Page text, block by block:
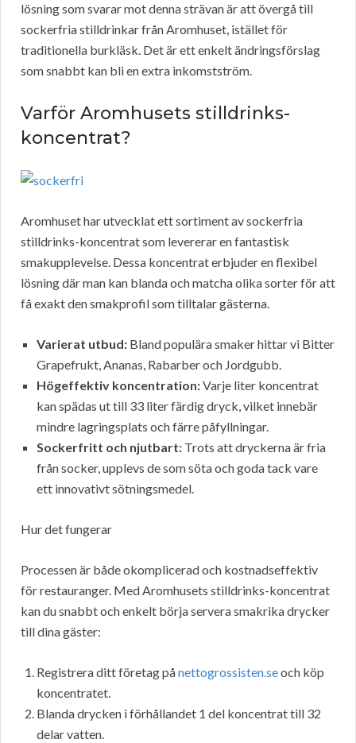
lösning som svarar mot denna strävan är att övergå till
sockerfria stilldrinkar från Aromhuset, istället för
traditionella burkläsk. Det är ett enkelt ändringsförslag
som snabbt kan bli en extra inkomstström.
Varför Aromhusets stilldrinks-
koncentrat?
Aromhuset har utvecklat ett sortiment av sockerfria
stilldrinks-koncentrat som levererar en fantastisk
smakupplevelse. Dessa koncentrat erbjuder en flexibel
lösning där man kan blanda och matcha olika sorter för att
få exakt den smakprofil som tilltalar gästerna.
Varierat utbud: Bland populära smaker hittar vi Bitter
Grapefrukt, Ananas, Rabarber och Jordgubb.
Högeffektiv koncentration:Varje liter koncentrat
kan spädas ut till 33 liter färdig dryck, vilket innebär
mindre lagringsplats och färre påfyllningar.
Sockerfritt och njutbart: Trots att dryckerna är fria
från socker, upplevs de som söta och goda tack vare
ett innovativt sötningsmedel.
Hur det fungerar
Processen är både okomplicerad och kostnadseffektiv
för restauranger. Med Aromhusets stilldrinks-koncentrat
kan du snabbt och enkelt börja servera smakrika drycker
till dina gäster:
Registrera ditt företag pånettogrossisten.seoch köp
koncentratet.
Blanda drycken i förhållandet 1 del koncentrat till 32
delar vatten.